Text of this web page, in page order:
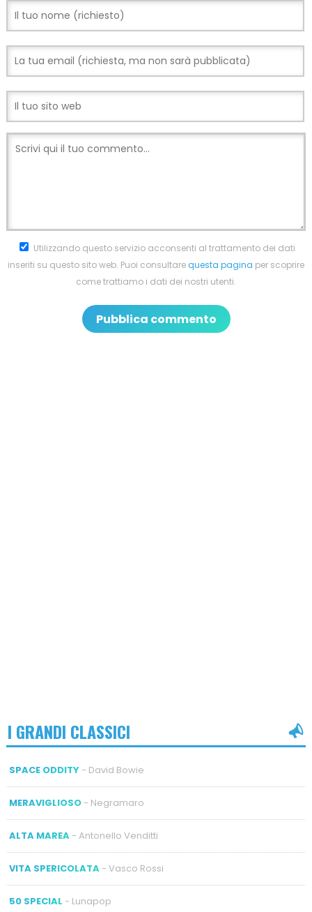
Utilizzando questo servizio acconsenti al trattamento dei dati
inseriti su questo sito web. Puoi consultarequesta pagina per scoprire
come trattiamo i dati dei nostri utenti.
I GRANDI CLASSICI
SPACE ODDITY- David Bowie
MERAVIGLIOSO- Negramaro
ALTA MAREA- Antonello Venditti
VITA SPERICOLATA- Vasco Rossi
50 SPECIAL - Lunapop